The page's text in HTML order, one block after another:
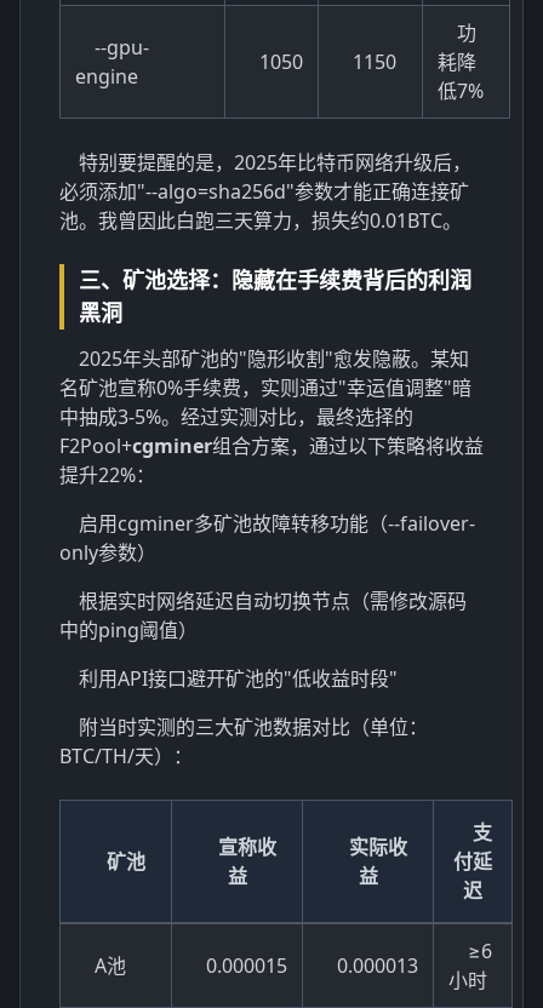
--gpu-
engine
1050 1150
功
耗降
低7%
特别要提醒的是，2025年比特币网络升级后，
必须添加"--algo=sha256d"参数才能正确连接矿
池。我曾因此白跑三天算力，损失约0.01BTC。
三、矿池选择：隐藏在手续费背后的利润
黑洞
2025年头部矿池的"隐形收割"愈发隐蔽。某知
名矿池宣称0%手续费，实则通过"幸运值调整"暗
中抽成3-5%。经过实测对比，最终选择的
F2Pool+cgminer组合方案，通过以下策略将收益
提升22%：
启用cgminer多矿池故障转移功能（--failover-
only参数）
根据实时网络延迟自动切换节点（需修改源码
中的ping阈值）
利用API接口避开矿池的"低收益时段"
附当时实测的三大矿池数据对比（单位：
BTC/TH/天）：
矿池
宣称收
益
实际收
益
支
付延
迟
A池 0.000015 0.000013
≥6
小时